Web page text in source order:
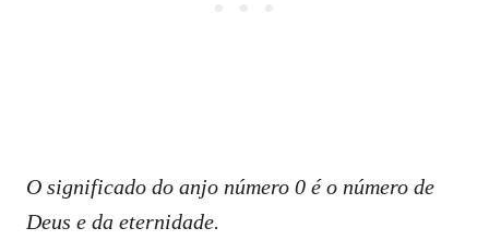
O significado do anjo número 0 é o número de
Deus e da eternidade.